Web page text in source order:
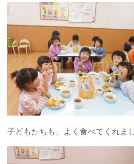
子どもたちも、よく食べてくれま